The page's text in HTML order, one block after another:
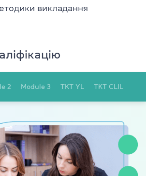
викладання
2 Module 3 TKT YL TKT CLIL